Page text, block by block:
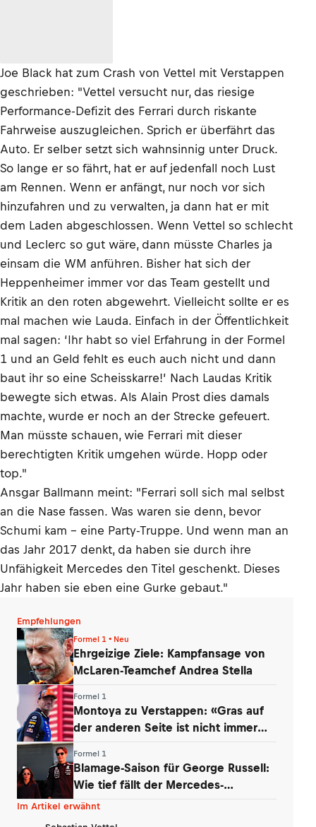
Joe Black hat zum Crash von Vettel mit Verstappen
geschrieben: "Vettel versucht nur, das riesige
Performance-Defizit des Ferrari durch riskante
Fahrweise auszugleichen. Sprich er überfährt das
Auto. Er selber setzt sich wahnsinnig unter Druck.
So lange er so fährt, hat er auf jedenfall noch Lust
am Rennen. Wenn er anfängt, nur noch vor sich
hinzufahren und zu verwalten, ja dann hat er mit
dem Laden abgeschlossen. Wenn Vettel so schlecht
und Leclerc so gut wäre, dann müsste Charles ja
einsam die WM anführen. Bisher hat sich der
Heppenheimer immer vor das Team gestellt und
Kritik an den roten abgewehrt. Vielleicht sollte er es
mal machen wie Lauda. Einfach in der Öffentlichkeit
mal sagen: ‘Ihr habt so viel Erfahrung in der Formel
1 und an Geld fehlt es euch auch nicht und dann
baut ihr so eine Scheisskarre!’ Nach Laudas Kritik
bewegte sich etwas. Als Alain Prost dies damals
machte, wurde er noch an der Strecke gefeuert.
Man müsste schauen, wie Ferrari mit dieser
berechtigten Kritik umgehen würde. Hopp oder
top."
Ansgar Ballmann meint: "Ferrari soll sich mal selbst
an die Nase fassen. Was waren sie denn, bevor
Schumi kam – eine Party-Truppe. Und wenn man an
das Jahr 2017 denkt, da haben sie durch ihre
Unfähigkeit Mercedes den Titel geschenkt. Dieses
Jahr haben sie eben eine Gurke gebaut."
Empfehlungen
Formel 1 • Neu
Ehrgeizige Ziele: Kampfansage von
McLaren-Teamchef Andrea Stella
Formel 1
Montoya zu Verstappen: «Gras auf
der anderen Seite ist nicht immer
Formel 1
Blamage-Saison für George Russell:
Wie tief fällt der Mercedes-
Routinier?
Im Artikel erwähnt